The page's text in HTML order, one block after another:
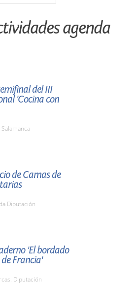
agenda
del III
'Cocina con
de Camas de
Diputación
'El bordado
Francia'
Diputación